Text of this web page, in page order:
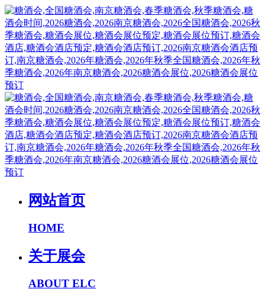
网站首页
HOME
关于展会
ABOUT ELC